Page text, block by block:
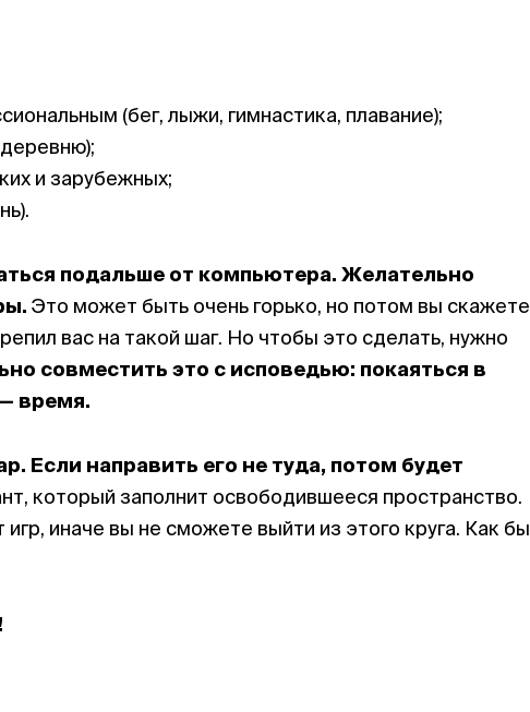
(бег, лыжи, гимнастика, плавание);
и зарубежных;
подальше от компьютера. Желательно
Это может быть очень горько, но потом вы скажете
вас на такой шаг. Но чтобы это сделать, нужно
совместить это с исповедью: покаяться в
время.
Если направить его не туда, потом будет
который заполнит освободившееся пространство.
иначе вы не сможете выйти из этого круга. Как бы